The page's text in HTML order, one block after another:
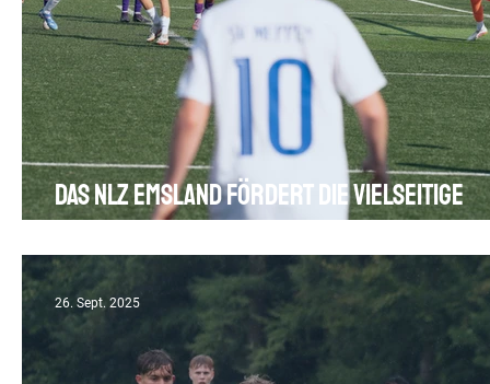
Das NLZ Emsland fördert die vielseitige
Ausbildung
26. Sept. 2025